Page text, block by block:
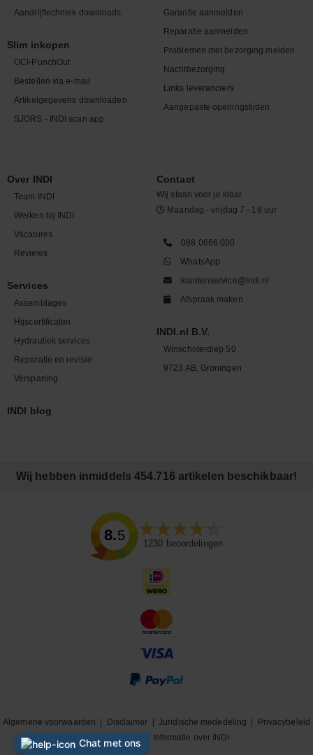
Aandrijftechniek downloads
Slim inkopen
OCI-PunchOut
Bestellen via e-mail
Artikelgegevens downloaden
SJORS - INDI scan app
Garantie aanmelden
Reparatie aanmelden
Problemen met bezorging melden
Nachtbezorging
Links leveranciers
Aangepaste openingstijden
Over INDI
Team INDI
Werken bij INDI
Vacatures
Reviews
Services
Assemblages
Hijscertificaten
Hydrauliek services
Reparatie en revisie
Verspaning
INDI blog
Contact
Wij staan voor je klaar.
Maandag - vrijdag 7 - 18 uur
088 0666 000
WhatsApp
klantenservice@indi.nl
Afspraak maken
INDI.nl B.V.
Winschoterdiep 50
9723 AB, Groningen
Wij hebben inmiddels 454.716 artikelen beschikbaar!
8.5
1230 beoordelingen
Algemene voorwaarden Disclaimer |Juridische mededeling
Privacybeleid
|
Cookiebeleid Informatie over INDI